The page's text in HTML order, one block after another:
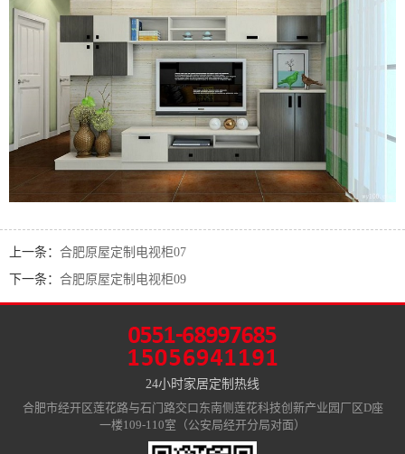
上一条： 合肥原屋定制电视柜07
下一条： 合肥原屋定制电视柜09
24小时家居定制热线
合肥市经开区莲花路与石门路交口东南侧莲花科技创新产业园厂区D座
一楼109-110室（公安局经开分局对面）